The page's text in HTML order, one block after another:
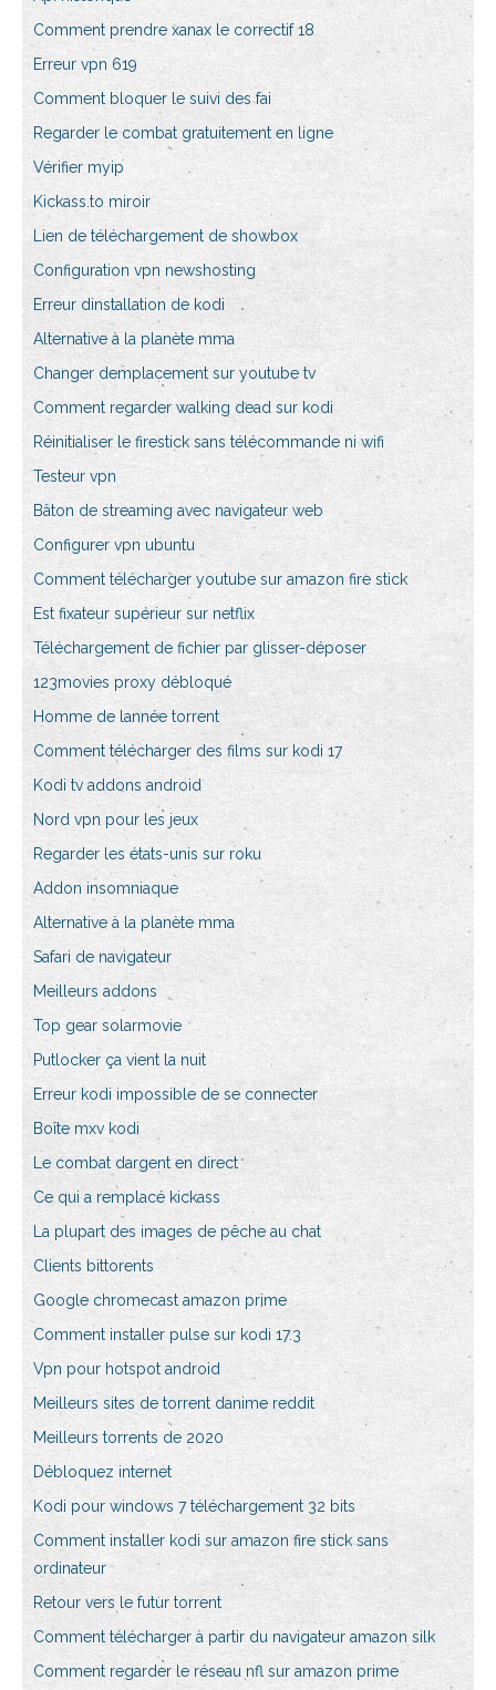
Comment prendre xanax le correctif 18
Erreur vpn 619
Comment bloquer le suivi des fai
Regarder le combat gratuitement en ligne
Vérifier myip
Kickass.to miroir
Lien de téléchargement de showbox
Configuration vpn newshosting
Erreur dinstallation de kodi
Alternative à la planète mma
Changer demplacement sur youtube tv
Comment regarder walking dead sur kodi
Réinitialiser le firestick sans télécommande ni wifi
Testeur vpn
Bâton de streaming avec navigateur web
Configurer vpn ubuntu
Comment télécharger youtube sur amazon fire stick
Est fixateur supérieur sur netflix
Téléchargement de fichier par glisser-déposer
123movies proxy débloqué
Homme de lannée torrent
Comment télécharger des films sur kodi 17
Kodi tv addons android
Nord vpn pour les jeux
Regarder les états-unis sur roku
Addon insomniaque
Alternative à la planète mma
Safari de navigateur
Meilleurs addons
Top gear solarmovie
Putlocker ça vient la nuit
Erreur kodi impossible de se connecter
Boîte mxv kodi
Le combat dargent en direct
Ce qui a remplacé kickass
La plupart des images de pêche au chat
Clients bittorents
Google chromecast amazon prime
Comment installer pulse sur kodi 17.3
Vpn pour hotspot android
Meilleurs sites de torrent danime reddit
Meilleurs torrents de 2020
Débloquez internet
Kodi pour windows 7 téléchargement 32 bits
Comment installer kodi sur amazon fire stick sans
ordinateur
Retour vers le futur torrent
Comment télécharger à partir du navigateur amazon silk
Comment regarder le réseau nfl sur amazon prime